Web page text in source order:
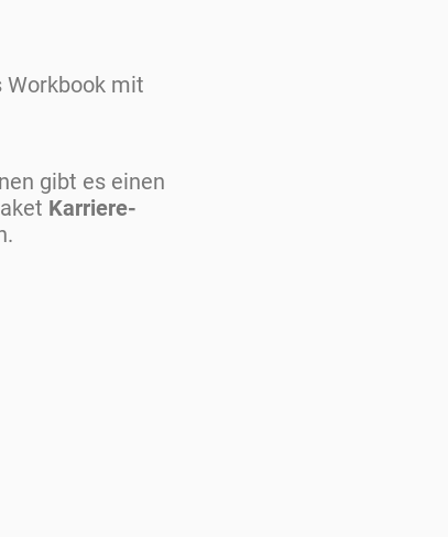
Workbook mit
gibt es einen
Karriere-